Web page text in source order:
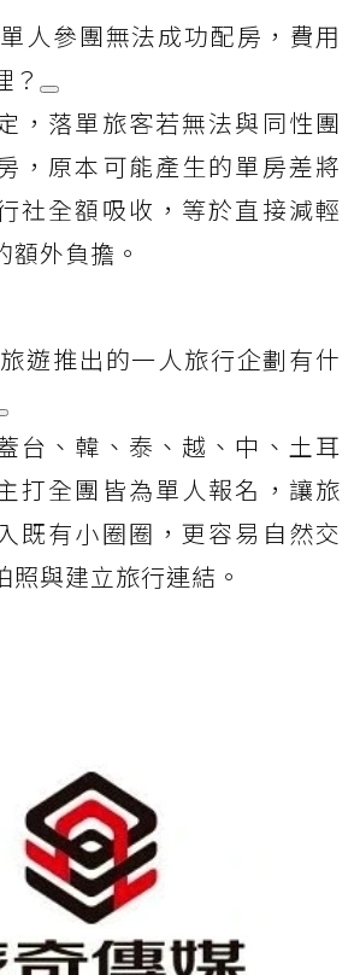
人參團無法成功配房，費用
？
，落單旅客若無法與同性團
，原本可能產生的單房差將
社全額吸收，等於直接減輕
額外負擔。
遊推出的一人旅行企劃有什
台、韓、泰、越、中、土耳
打全團皆為單人報名，讓旅
既有小圈圈，更容易自然交
照與建立旅行連結。